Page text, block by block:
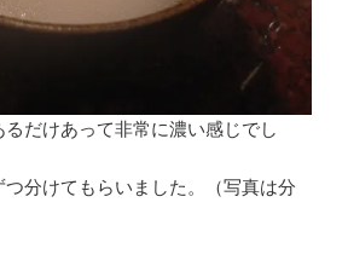
だけあって非常に濃い感じでし
つ分けてもらいました。（写真は分